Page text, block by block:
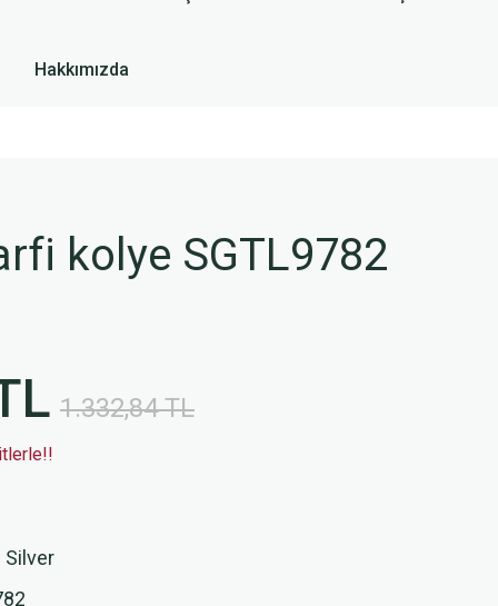
Hakkımızda
kolye SGTL9782
1.332,84 TL
Silver